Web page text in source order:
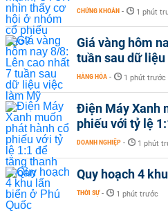
CHỨNG KHOÁN - 1 phút
Giá vàng hôm
tuần sau dữ
HÀNG HÓA - 1 phút trước
Điện Máy Xanh
phiếu với tỷ lệ
DOANH NGHIỆP - 1 phút
Quy hoạch 4
THỜI SỰ - 1 phút trước